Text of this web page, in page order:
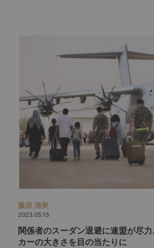
藤原 清美
2023.05.15
関係者のスーダン退避に連盟が尽
カーの大きさを目の当たりに